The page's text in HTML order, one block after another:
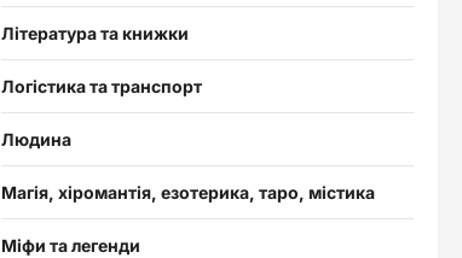
Література та книжки
Логістика та транспорт
Людина
Магія, хіромантія, езотерика, таро, містика
Міфи та легенди